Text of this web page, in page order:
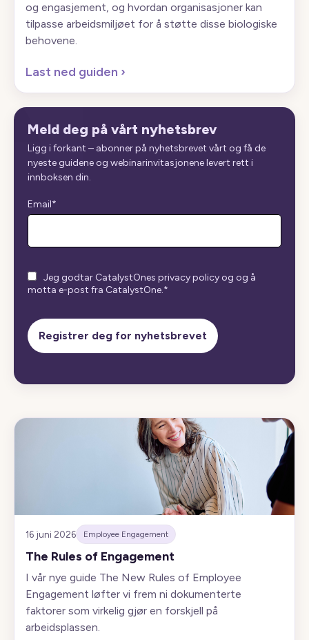
og engasjement, og hvordan organisasjoner kan
tilpasse arbeidsmiljøet for å støtte disse biologiske
behovene.
Last ned guiden ›
Meld deg på vårt nyhetsbrev
Ligg i forkant – abonner på nyhetsbrevet vårt og få de
nyeste guidene og webinarinvitasjonene levert rett i
innboksen din.
Email*
Jeg godtar CatalystOnes privacy policy og og å
motta e-post fra CatalystOne.*
16 juni 2026 Employee Engagement
The Rules of Engagement
I vår nye guide The New Rules of Employee
Engagement løfter vi frem ni dokumenterte
faktorer som virkelig gjør en forskjell på
arbeidsplassen.